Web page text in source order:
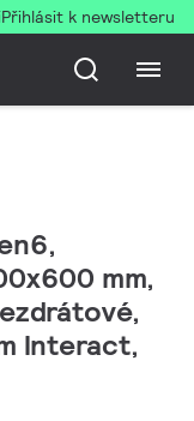
Přihlásit k newsletteru
mm,
Interact,